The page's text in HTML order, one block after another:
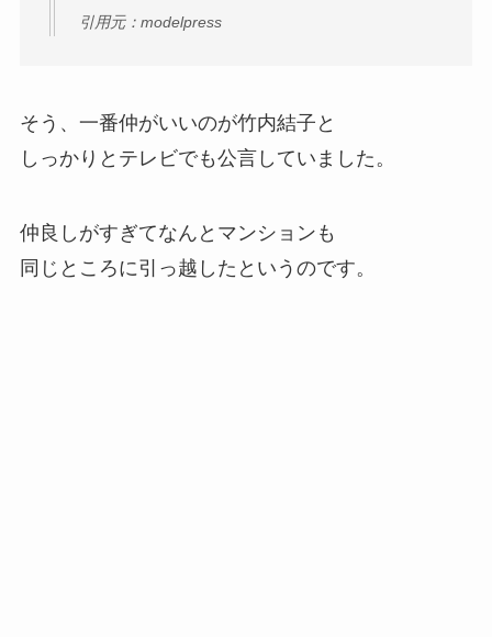
引用元：modelpress
そう、一番仲がいいのが竹内結子と
しっかりとテレビでも公言していました。
仲良しがすぎてなんとマンションも
同じところに引っ越したというのです。